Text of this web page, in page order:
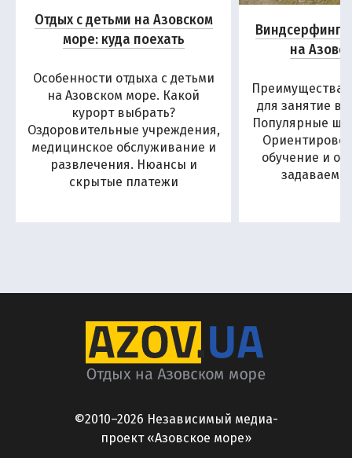
Отдых с детьми на Азовском
море: куда поехать
Особенности отдыха с детьми
на Азовском море. Какой
курорт выбрать?
Оздоровительные учреждения,
медицинское обслуживание и
развлечения. Нюансы и
скрытые платежи
Виндсерфинг
на
Преимущества
для занятие
Популярные
обучение и
©2010–2026 Независимый медиа-
проект «Азовское море»